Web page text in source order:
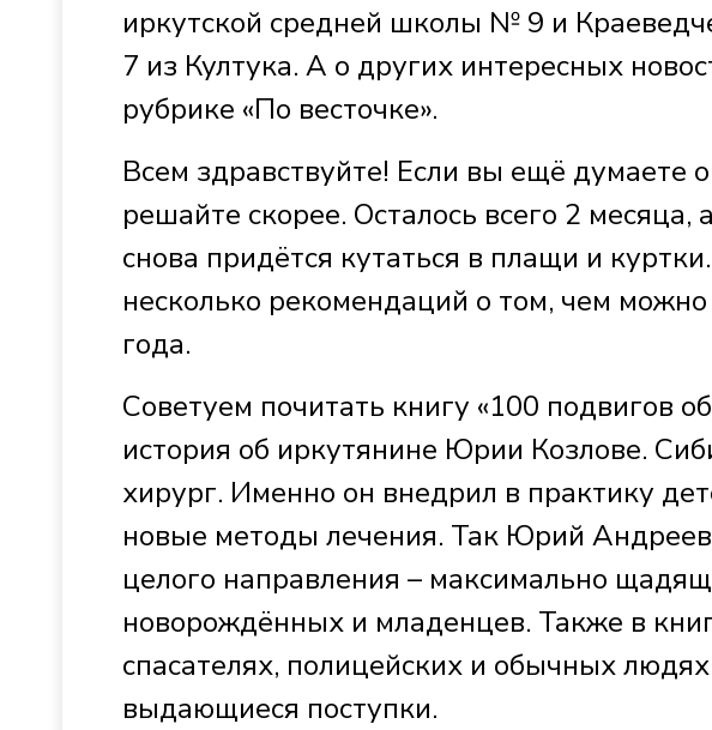
иркутской средней школы № 9 и
7 из Култука. А о других интересных
рубрике «По весточке».
Всем здравствуйте! Если вы ещё думаете
решайте скорее. Осталось всего 2 месяца,
снова придётся кутаться в плащи и
несколько рекомендаций о том, чем
года.
Советуем почитать книгу «100 подвигов
история об иркутянине Юрии Козлове.
хирург. Именно он внедрил в практику
новые методы лечения. Так Юрий
целого направления – максимально
новорождённых и младенцев. Также в
спасателях, полицейских и обычных
выдающиеся поступки.